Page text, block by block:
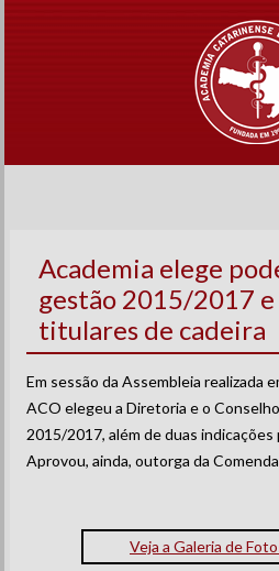
Academia elege
gestão 2015/2017 e
titulares de cadeira
Em sessão da Assembleia realizada
ACO elegeu a Diretoria e o
2015/2017, além de duas
Aprovou, ainda, outorga da
Veja a Galeria de